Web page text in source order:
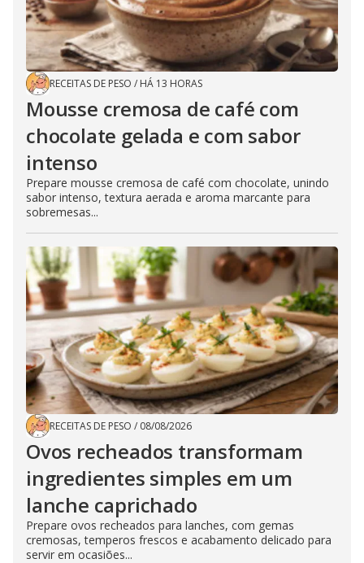
RECEITAS DE PESO / HÁ 13 HORAS
Mousse cremosa de café com
chocolate gelada e com sabor
intenso
Prepare mousse cremosa de café com chocolate, unindo
sabor intenso, textura aerada e aroma marcante para
sobremesas...
RECEITAS DE PESO / 08/08/2026
Ovos recheados transformam
ingredientes simples em um
lanche caprichado
Prepare ovos recheados para lanches, com gemas
cremosas, temperos frescos e acabamento delicado para
servir em ocasiões...